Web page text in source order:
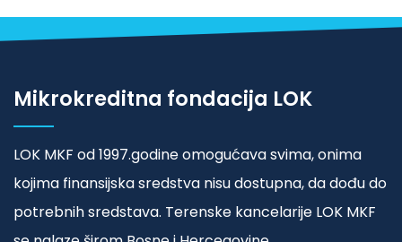
Mikrokreditna fondacija LOK
LOK MKF od 1997.godine omogućava svima, onima
kojima finansijska sredstva nisu dostupna, da dođu do
potrebnih sredstava. Terenske kancelarije LOK MKF